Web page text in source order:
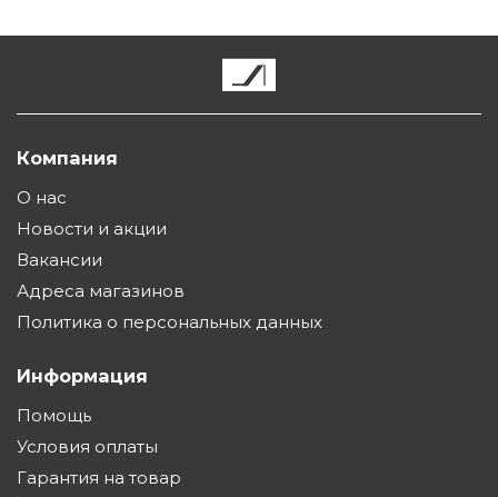
Компания
О нас
Новости и акции
Вакансии
Адреса магазинов
Политика о персональных данных
Информация
Помощь
Условия оплаты
Гарантия на товар